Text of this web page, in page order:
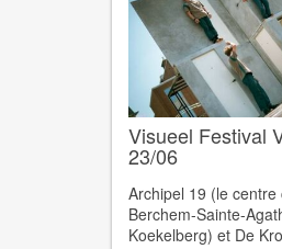
Visueel Festival
23/06
Archipel 19 (le centre
Berchem-Sainte-
Koekelberg) et De